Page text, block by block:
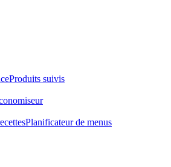
Produits suivis
Planificateur de menus